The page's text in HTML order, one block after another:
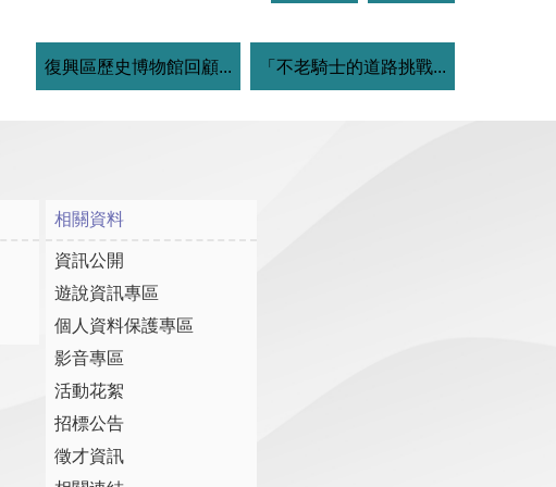
復興區歷史博物館回顧... 「不老騎士的道路挑戰...
相關資料
資訊公開
遊說資訊專區
個人資料保護專區
影音專區
活動花絮
招標公告
徵才資訊